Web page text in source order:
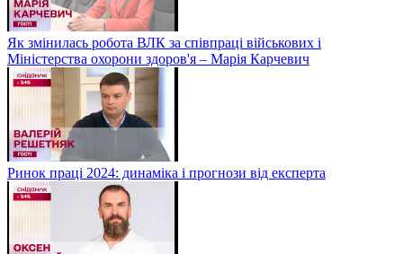
Як змінилась робота ВЛК за співпраці військових і
Міністерства охорони здоров'я – Марія Карчевич
Ринок праці 2024: динаміка і прогнози від експерта